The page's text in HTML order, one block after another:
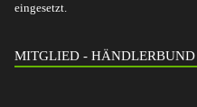
eingesetzt.
MITGLIED - HÄNDLERBUND